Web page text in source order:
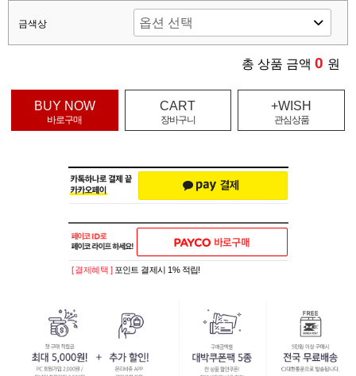
금색상
총 상품 금액 0 원
BUY NOW
바로구매
CART
장바구니
+WISH
관심상품
[ 결제혜택 ] 포인트 결제시 1% 적립!